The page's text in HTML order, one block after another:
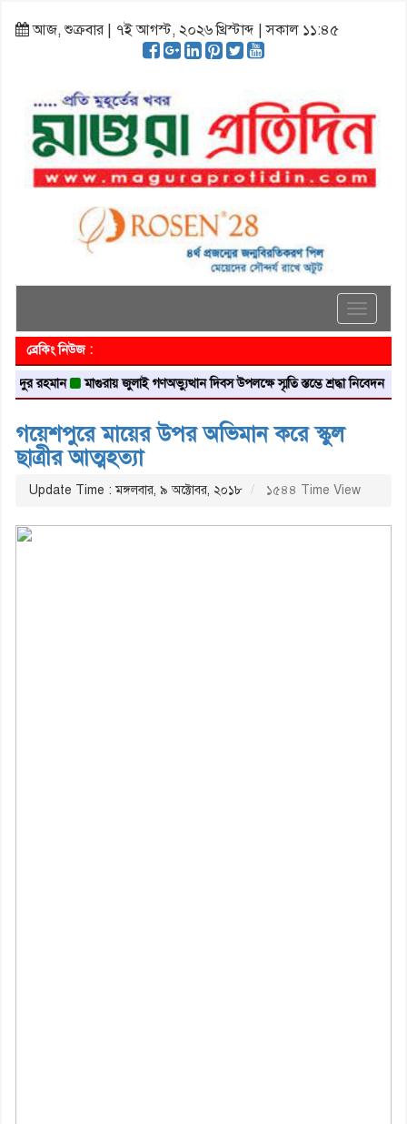
আজ, শুক্রবার | ৭ই আগস্ট, ২০২৬ খ্রিস্টাব্দ | সকাল ১১:৪৫
Toggle
ব্রেকিং নিউজ :
রহমান মাগুরায় জুলাই গণঅভ্যুত্থান দিবস উপলক্ষে স্মৃতি স্তম্ভে শ্রদ্ধা নিবেদন
গয়েশপুরে মায়ের উপর অভিমান করে স্কুল
ছাত্রীর আত্মহত্যা
Update Time : মঙ্গলবার, ৯ অক্টোবর, ২০১৮ ১৫৪৪ Time View